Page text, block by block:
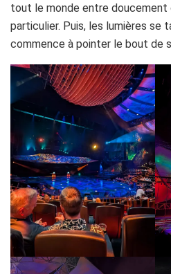
tout le monde entre doucement
particulier. Puis, les lumières se
commence à pointer le bout de